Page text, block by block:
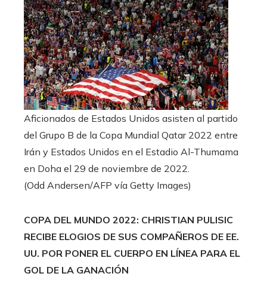
Aficionados de Estados Unidos asisten al partido
del Grupo B de la Copa Mundial Qatar 2022 entre
Irán y Estados Unidos en el Estadio Al-Thumama
en Doha el 29 de noviembre de 2022.
(Odd Andersen/AFP vía Getty Images)
COPA DEL MUNDO 2022: CHRISTIAN PULISIC
RECIBE ELOGIOS DE SUS COMPAÑEROS DE EE.
UU. POR PONER EL CUERPO EN LÍNEA PARA EL
GOL DE LA GANACIÓN